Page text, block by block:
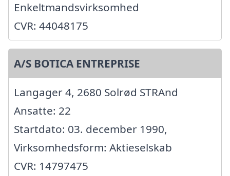
Enkeltmandsvirksomhed
CVR: 44048175
A/S BOTICA ENTREPRISE
Langager 4, 2680 Solrød STRAnd
Ansatte: 22
Startdato: 03. december 1990,
Virksomhedsform: Aktieselskab
CVR: 14797475